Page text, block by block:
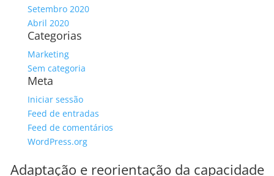
Setembro 2020
Abril 2020
Categorias
Marketing
Sem categoria
Meta
Iniciar sessão
Feed de entradas
Feed de comentários
WordPress.org
Adaptação e reorientação da capacidade